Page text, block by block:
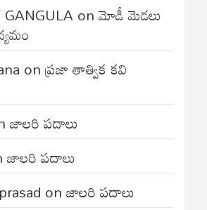
onమోడీ మెడలు
onప్రజా తాత్విక కవి
జాలరి పదాలు
జాలరి పదాలు
onజాలరి పదాలు